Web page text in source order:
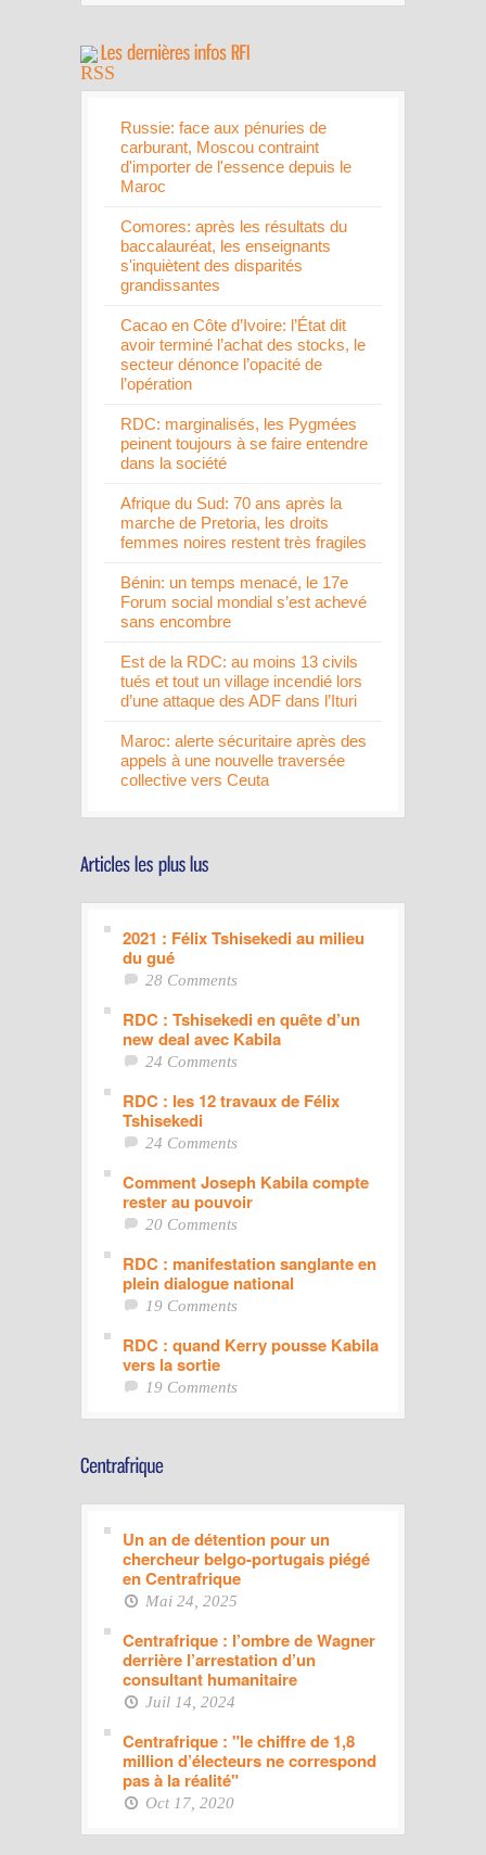
Russie: face aux pénuries de
carburant, Moscou contraint
d'importer de l'essence depuis le
Maroc
Comores: après les résultats du
baccalauréat, les enseignants
s'inquiètent des disparités
grandissantes
Cacao en Côte d’Ivoire: l’État dit
avoir terminé l’achat des stocks, le
secteur dénonce l’opacité de
l’opération
RDC: marginalisés, les Pygmées
peinent toujours à se faire entendre
dans la société
Afrique du Sud: 70 ans après la
marche de Pretoria, les droits
femmes noires restent très fragiles
Bénin: un temps menacé, le 17e
Forum social mondial s’est achevé
sans encombre
Est de la RDC: au moins 13 civils
tués et tout un village incendié lors
d’une attaque des ADF dans l’Ituri
Maroc: alerte sécuritaire après des
appels à une nouvelle traversée
collective vers Ceuta
2021 : Félix Tshisekedi au milieu
du gué
28 Comments
RDC : Tshisekedi en quête d’un
new deal avec Kabila
24 Comments
RDC : les 12 travaux de Félix
Tshisekedi
24 Comments
Comment Joseph Kabila compte
rester au pouvoir
20 Comments
RDC : manifestation sanglante en
plein dialogue national
19 Comments
RDC : quand Kerry pousse Kabila
vers la sortie
19 Comments
Un an de détention pour un
chercheur belgo-portugais piégé
en Centrafrique
Mai 24, 2025
Centrafrique : l’ombre de Wagner
derrière l’arrestation d’un
consultant humanitaire
Juil 14, 2024
Centrafrique : "le chiffre de 1,8
million d’électeurs ne correspond
pas à la réalité"
Oct 17, 2020